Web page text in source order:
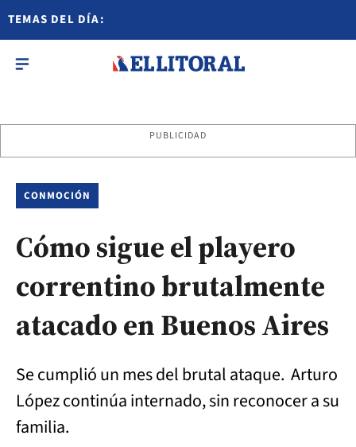
TEMAS DEL DÍA:
PUBLICIDAD
CONMOCIÓN
Cómo sigue el playero
correntino brutalmente
atacado en Buenos Aires
Se cumplió un mes del brutal ataque. Arturo
López continúa internado, sin reconocer a su
familia.